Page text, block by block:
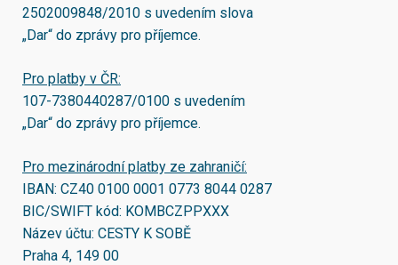
2502009848/2010 s uvedením slova
„Dar“ do zprávy pro příjemce.
Pro platby v ČR:
107-7380440287/0100 s uvedením
„Dar“ do zprávy pro příjemce.
Pro mezinárodní platby ze zahraničí:
IBAN: CZ40 0100 0001 0773 8044 0287
BIC/SWIFT kód: KOMBCZPPXXX
Název účtu: CESTY K SOBĚ
Praha 4, 149 00